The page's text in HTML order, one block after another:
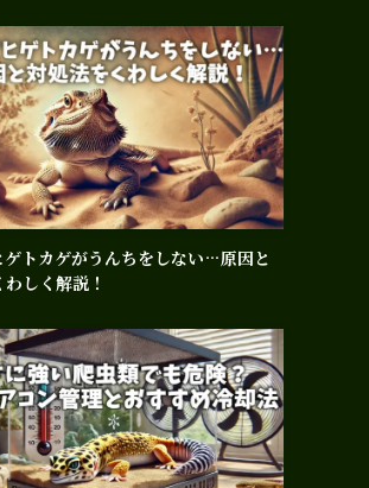
ゲトカゲがうんちをしない…原因と
しく解説！